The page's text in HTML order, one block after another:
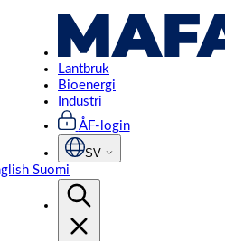
innehåll
Lantbruk
Bioenergi
Industri
ÅF-login
SV
Suomi
Industri Produkt Vikt (kg)
2675
Visar alla 6 resultat
Filter